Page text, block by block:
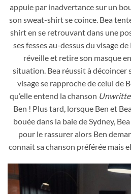
appuie par inadvertance sur un
son sweat-shirt se coince. Bea
shirt en se retrouvant dans une
ses fesses au-dessus du visage
réveille et retire son masque
situation. Bea réussit à décoincer
visage se rapproche de celui de
qu’elle entend la chanson
Ben ! Plus tard, lorsque Ben et
bouée dans la baie de Sydney,
pour le rassurer alors Ben
connait sa chanson préférée mais